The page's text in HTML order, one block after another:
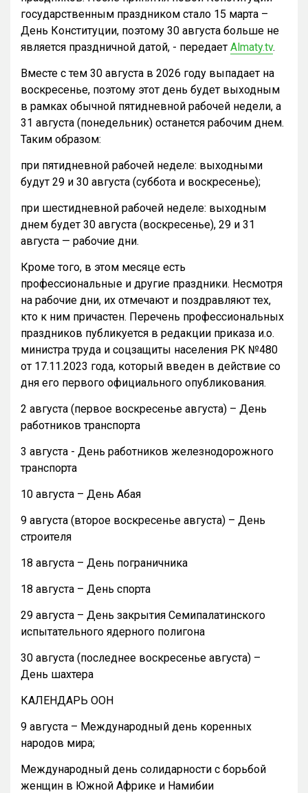
государственным праздником стало 15 марта –
День Конституции, поэтому 30 августа больше не
является праздничной датой, - передает Almaty.tv.
Вместе с тем 30 августа в 2026 году выпадает на
воскресенье, поэтому этот день будет выходным
в рамках обычной пятидневной рабочей недели, а
31 августа (понедельник) останется рабочим днем.
Таким образом:
при пятидневной рабочей неделе: выходными
будут 29 и 30 августа (суббота и воскресенье);
при шестидневной рабочей неделе: выходным
днем будет 30 августа (воскресенье), 29 и 31
августа — рабочие дни.
Кроме того, в этом месяце есть
профессиональные и другие праздники. Несмотря
на рабочие дни, их отмечают и поздравляют тех,
кто к ним причастен. Перечень профессиональных
праздников публикуется в редакции приказа и.о.
министра труда и соцзащиты населения РК №480
от 17.11.2023 года, который введен в действие со
дня его первого официального опубликования.
2 августа (первое воскресенье августа) – День
работников транспорта
3 августа - День работников железнодорожного
транспорта
10 августа – День Абая
9 августа (второе воскресенье августа) – День
строителя
18 августа – День пограничника
18 августа – День спорта
29 августа – День закрытия Семипалатинского
испытательного ядерного полигона
30 августа (последнее воскресенье августа) –
День шахтера
КАЛЕНДАРЬ ООН
9 августа – Международный день коренных
народов мира;
Международный день солидарности с борьбой
женщин в Южной Африке и Намибии